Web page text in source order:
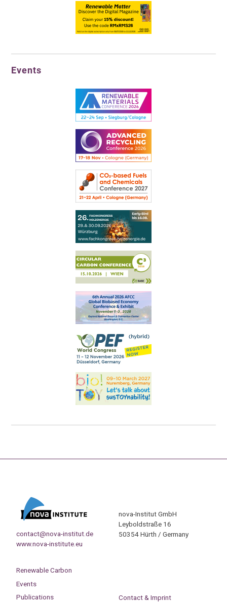
Events
contact@nova-institut.de
www.nova-institute.eu
nova-Institut GmbH
Leyboldstraße 16
50354 Hürth / Germany
Renewable Carbon
Events
Publications
Contact & Imprint